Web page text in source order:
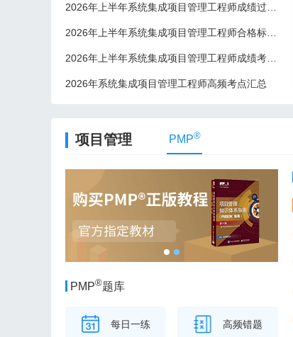
2026年系统集成项目管理工程师高频考点汇总
项目管理 PMP®
PMP®题库
每日一练 高频错题